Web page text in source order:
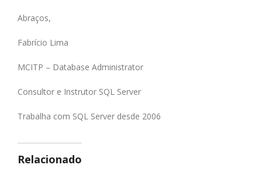
Abraços,
Fabrício Lima
MCITP – Database Administrator
Consultor e Instrutor SQL Server
Trabalha com SQL Server desde 2006
Relacionado